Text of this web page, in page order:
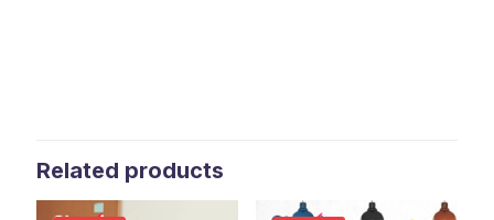
Related products